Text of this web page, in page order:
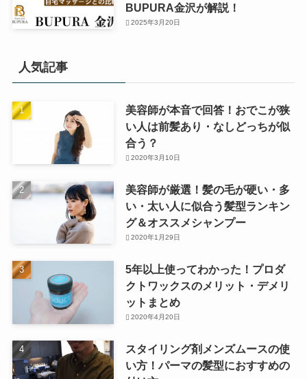
BUPURA金沢が解説！
2025年3月20日
人気記事
美容師が本音で回答！おでこが狭
い人は前髪あり・なしどっちが似
合う？
2020年3月10日
美容師が厳選！髪の毛が硬い・多
い・太い人に似合う髪型ランキン
グ＆オススメシャンプー
2020年1月29日
5年以上使ってわかった！プロダ
クトワックスのメリット・デメリ
ットまとめ
2020年4月20日
スタイリング剤メンズムースの使
い方！パーマの髪型におすすめの